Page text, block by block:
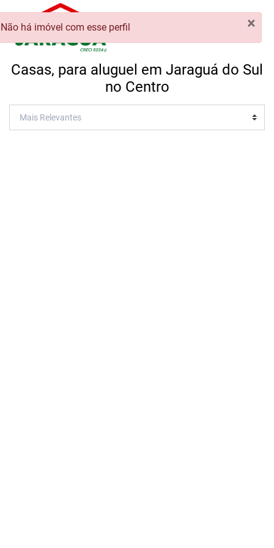
Casas, para aluguel em Jaraguá do Sul
no Centro
×
Não há imóvel com esse perfil